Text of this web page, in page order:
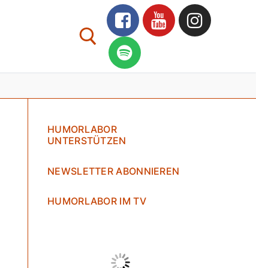
HUMORLABOR
UNTERSTÜTZEN
NEWSLETTER ABONNIEREN
HUMORLABOR IM TV